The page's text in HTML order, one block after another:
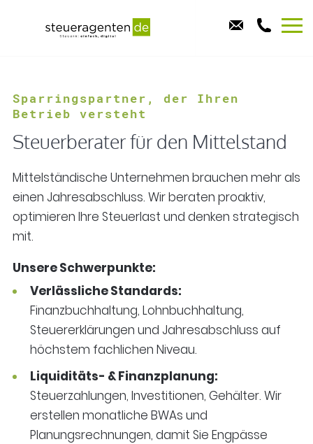
Sparringspartner, der Ihren
Betrieb versteht
Steuerberater für den Mittelstand
Mittelständische Unternehmen brauchen mehr als
einen Jahresabschluss. Wir beraten proaktiv,
optimieren Ihre Steuerlast und denken strategisch
mit.
Unsere Schwerpunkte:
Verlässliche Standards:
Finanzbuchhaltung, Lohnbuchhaltung,
Steuererklärungen und Jahresabschluss auf
höchstem fachlichen Niveau.
Liquiditäts- & Finanzplanung:
Steuerzahlungen, Investitionen, Gehälter. Wir
erstellen monatliche BWAs und
Planungsrechnungen, damit Sie Engpässe